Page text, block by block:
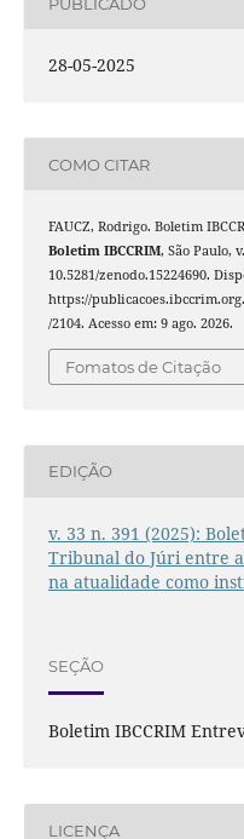
28-05-2025
COMO CITAR
FAUCZ, Rodrigo. Boletim
Boletim IBCCRIM, São Paulo,
10.5281/zenodo.15224690.
https://
/2104. Acesso em: 9 ago. 2026.
Fomatos de Citação
EDIÇÃO
v. 33 n. 391 (2025):
Tribunal do Júri entre
na atualidade como
SEÇÃO
Boletim IBCCRIM
LICENÇA